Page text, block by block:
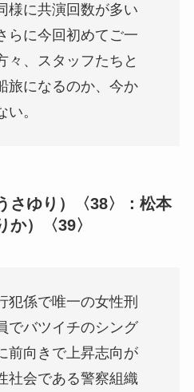
様に共演回数が多い
らに今回初めてご一
々、スタッフたちと
旅になるのか、今か
。
さゆり）〈38〉：松本
か）〈39〉
犯係で唯一の女性刑
でバツイチのシング
前向きで上昇志向が
社会である警察組織